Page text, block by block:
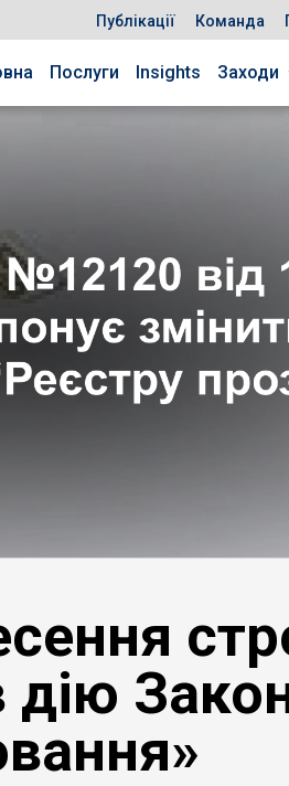
Публікації Команда
Послуги Insights Заходи